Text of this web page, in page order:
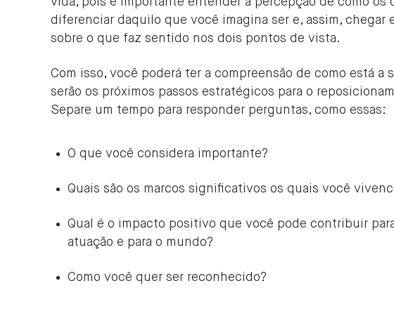
diferenciar daquilo que você imagina ser e, assim, chegar
sobre o que faz sentido nos dois pontos de vista.
Com isso, você poderá ter a compreensão de como está a
serão os próximos passos estratégicos para o
Separe um tempo para responder perguntas, como essas:
O que você considera importante?
Quais são os marcos significativos os quais você
Qual é o impacto positivo que você pode contribuir
atuação e para o mundo?
Como você quer ser reconhecido?